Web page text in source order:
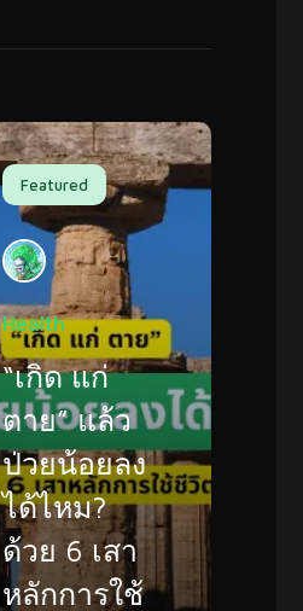
Featured
Health
“เกิด แก่
ตาย” แล้ว
ป่วยน้อยลง
ได้ไหม?
ด้วย 6 เสา
หลักการใช้